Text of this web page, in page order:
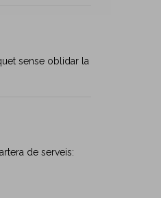
sense oblidar la
de serveis: